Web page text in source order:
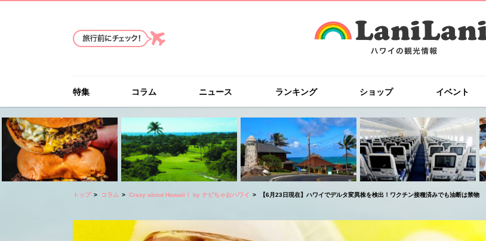
特集 コラム ニュース ランキング ショップ イベント
トップ コラム Crazy about Hawaii！ by ナビちゃおハワイ 【6月23日現在】ハワイでデルタ変異株を検出！ワクチン接種済みでも油断は禁物